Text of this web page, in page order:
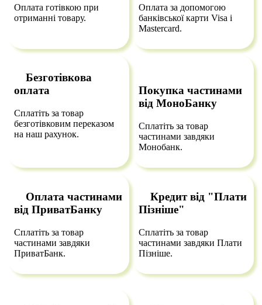
Оплата готівкою при
отриманні товару.
Оплата за допомогою
банківської карти Visa і
Mastercard.
Безготівкова
оплата
Сплатіть за товар
безготівковим переказом
на наш рахунок.
Покупка частинами
від МоноБанку
Сплатіть за товар
частинами завдяки
Монобанк.
Оплата частинами
від ПриватБанку
Сплатіть за товар
частинами завдяки
ПриватБанк.
Кредит від "Плати
Пізніше"
Сплатіть за товар
частинами завдяки Плати
Пізніше.